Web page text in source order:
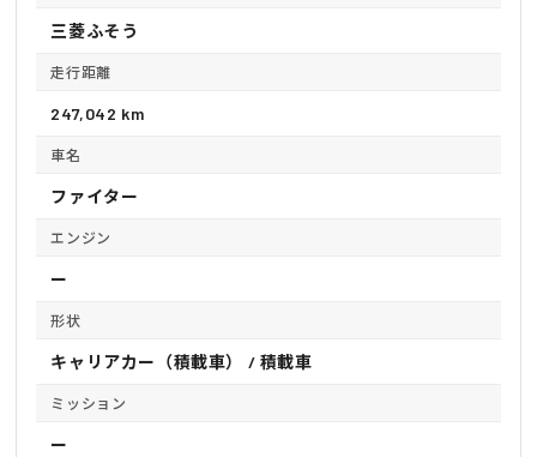
三菱ふそう
走行距離
247,042 km
車名
ファイター
エンジン
ー
形状
キャリアカー（積載車） / 積載車
ミッション
ー